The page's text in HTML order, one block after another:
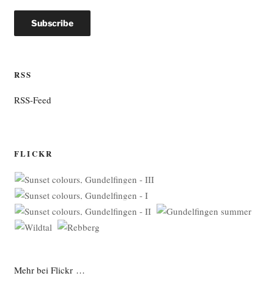
RSS
RSS-Feed
FLICKR
Mehr bei Flickr …